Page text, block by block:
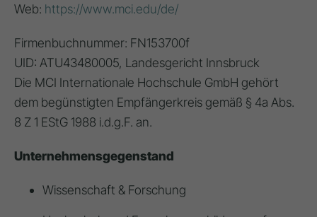
Web: https://www.mci.edu/de/
Firmenbuchnummer: FN153700f
UID: ATU43480005, Landesgericht Innsbruck
Die MCI Internationale Hochschule GmbH gehört
dem begünstigten Empfängerkreis gemäß § 4a Abs.
8 Z 1 EStG 1988 i.d.g.F. an.
Unternehmensgegenstand
Wissenschaft & Forschung